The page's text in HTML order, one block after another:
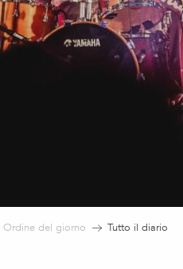
Ordine del giorno Tutto il diario